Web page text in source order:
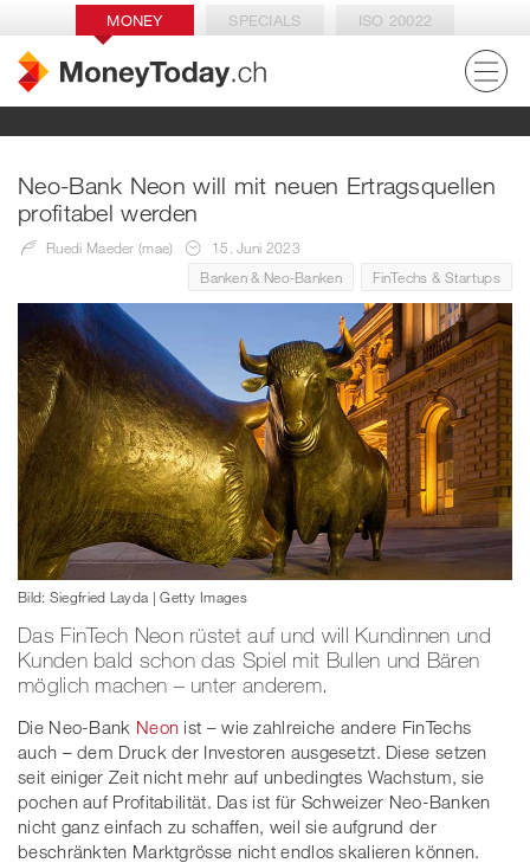
MONEY SPECIALS ISO 20022
Neo-Bank Neon will mit neuen Ertragsquellen
profitabel werden
Ruedi Maeder (mae)
15. Juni 2023
Banken & Neo-Banken
FinTechs & Startups
Bild: Siegfried Layda | Getty Images
Das FinTech Neon rüstet auf und will Kundinnen und
Kunden bald schon das Spiel mit Bullen und Bären
möglich machen – unter anderem.
Die Neo-Bank Neon ist – wie zahlreiche andere FinTechs
auch – dem Druck der Investoren ausgesetzt. Diese setzen
seit einiger Zeit nicht mehr auf unbedingtes Wachstum, sie
pochen auf Profitabilität. Das ist für Schweizer Neo-Banken
nicht ganz einfach zu schaffen, weil sie aufgrund der
beschränkten Marktgrösse nicht endlos skalieren können.